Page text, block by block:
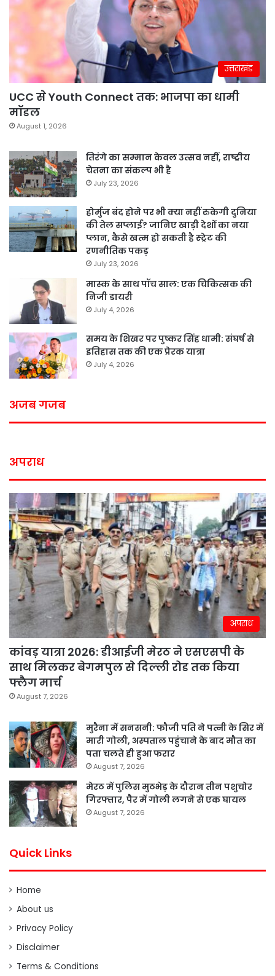
उत्तराखंड
UCC से Youth Connect तक: भाजपा का धामी
मॉडल
August 1, 2026
तिरंगे का सम्मान केवल उत्सव नहीं, राष्ट्रीय
चेतना का संकल्प भी है
July 23, 2026
होर्मुज बंद होने पर भी क्या नहीं रुकेगी दुनिया
की तेल सप्लाई? जानिए खाड़ी देशों का नया
प्लान, कैसे खत्म हो सकती है स्ट्रेट की
रणनीतिक पकड़
July 23, 2026
मास्क के साथ पॉच साल: एक चिकित्सक की
निजी डायरी
July 4, 2026
समय के शिखर पर पुष्कर सिंह धामी: संघर्ष से
इतिहास तक की एक प्रेरक यात्रा
July 4, 2026
अजब गजब
अपराध
अपराध
कांवड़ यात्रा 2026: डीआईजी मेरठ ने एसएसपी के
साथ मिलकर बेगमपुल से दिल्ली रोड तक किया
फ्लैग मार्च
August 7, 2026
मुरैना में सनसनी: फौजी पति ने पत्नी के सिर में
मारी गोली, अस्पताल पहुंचाने के बाद मौत का
पता चलते ही हुआ फरार
August 7, 2026
मेरठ में पुलिस मुठभेड़ के दौरान तीन पशुचोर
गिरफ्तार, पैर में गोली लगने से एक घायल
August 7, 2026
Quick Links
Home
About us
Privacy Policy
Disclaimer
Terms & Conditions